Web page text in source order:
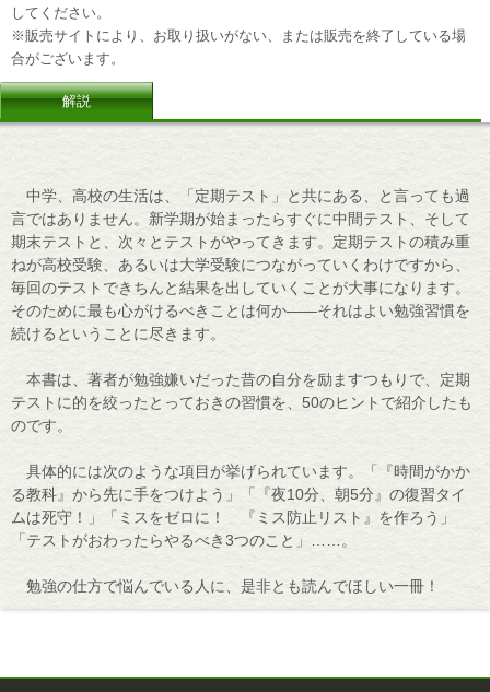
してください。
※販売サイトにより、お取り扱いがない、または販売を終了している場
合がございます。
解説
中学、高校の生活は、「定期テスト」と共にある、と言っても過
言ではありません。新学期が始まったらすぐに中間テスト、そして
期末テストと、次々とテストがやってきます。定期テストの積み重
ねが高校受験、あるいは大学受験につながっていくわけですから、
毎回のテストできちんと結果を出していくことが大事になります。
そのために最も心がけるべきことは何か――それはよい勉強習慣を
続けるということに尽きます。
本書は、著者が勉強嫌いだった昔の自分を励ますつもりで、定期
テストに的を絞ったとっておきの習慣を、50のヒントで紹介したも
のです。
具体的には次のような項目が挙げられています。「『時間がかか
る教科』から先に手をつけよう」「『夜10分、朝5分』の復習タイ
ムは死守！」「ミスをゼロに！ 『ミス防止リスト』を作ろう」
「テストがおわったらやるべき3つのこと」……。
勉強の仕方で悩んでいる人に、是非とも読んでほしい一冊！